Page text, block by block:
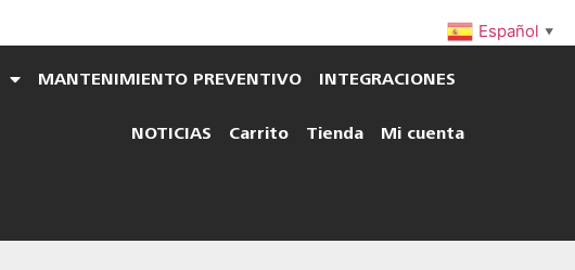
MANTENIMIENTO PREVENTIVO INTEGRACIONES
NOTICIAS Carrito Tienda Mi cuenta
Español ▼